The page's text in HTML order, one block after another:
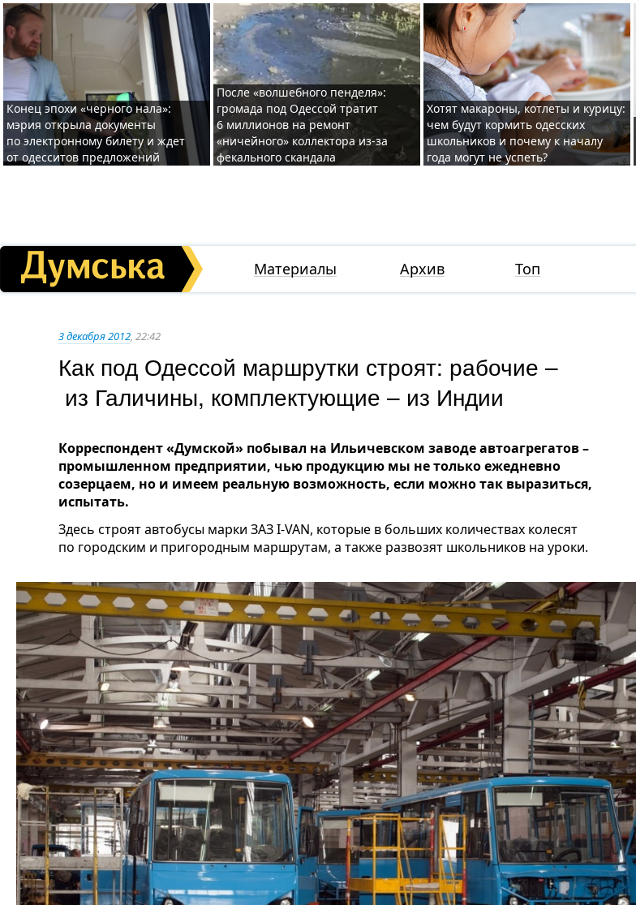
Конец эпохи «черного нала»:
мэрия открыла документы
по электронному билету и ждет
от одесситов предложений
После «волшебного пенделя»:
громада под Одессой тратит
6 миллионов на ремонт
«ничейного» коллектора из-за
фекального скандала
Хотят макароны, котлеты и курицу:
чем будут кормить одесских
школьников и почему к началу
года могут не успеть?
Материалы Архив Топ
3 декабря 2012, 22:42
Как под Одессой маршрутки строят: рабочие –
из Галичины, комплектующие – из Индии
Корреспондент «Думской» побывал на Ильичевском заводе автоагрегатов –
промышленном предприятии, чью продукцию мы не только ежедневно
созерцаем, но и имеем реальную возможность, если можно так выразиться,
испытать.
Здесь строят автобусы марки ЗАЗ I-VAN, которые в больших количествах колесят
по городским и пригородным маршрутам, а также развозят школьников на уроки.